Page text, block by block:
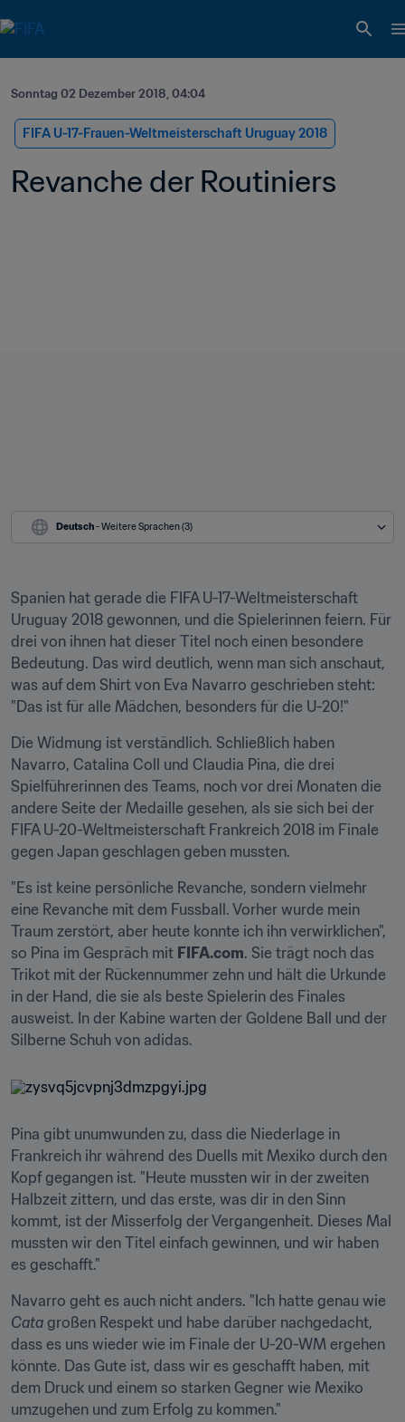
Sonntag 02 Dezember 2018, 04:04
FIFA U-17-Frauen-Weltmeisterschaft Uruguay 2018
Revanche der Routiniers
Deutsch - Weitere Sprachen (3)
Spanien hat gerade die FIFA U-17-Weltmeisterschaft
Uruguay 2018 gewonnen, und die Spielerinnen feiern. Für
drei von ihnen hat dieser Titel noch einen besondere
Bedeutung. Das wird deutlich, wenn man sich anschaut,
was auf dem Shirt von Eva Navarro geschrieben steht:
"Das ist für alle Mädchen, besonders für die U-20!"
Die Widmung ist verständlich. Schließlich haben
Navarro, Catalina Coll und Claudia Pina, die drei
Spielführerinnen des Teams, noch vor drei Monaten die
andere Seite der Medaille gesehen, als sie sich bei der
FIFA U-20-Weltmeisterschaft Frankreich 2018 im Finale
gegen Japan geschlagen geben mussten.
"Es ist keine persönliche Revanche, sondern vielmehr
eine Revanche mit dem Fussball. Vorher wurde mein
Traum zerstört, aber heute konnte ich ihn verwirklichen",
so Pina im Gespräch mit FIFA.com. Sie trägt noch das
Trikot mit der Rückennummer zehn und hält die Urkunde
in der Hand, die sie als beste Spielerin des Finales
ausweist. In der Kabine warten der Goldene Ball und der
Silberne Schuh von adidas.
Pina gibt unumwunden zu, dass die Niederlage in
Frankreich ihr während des Duells mit Mexiko durch den
Kopf gegangen ist. "Heute mussten wir in der zweiten
Halbzeit zittern, und das erste, was dir in den Sinn
kommt, ist der Misserfolg der Vergangenheit. Dieses Mal
mussten wir den Titel einfach gewinnen, und wir haben
es geschafft."
Cata großen Respekt und habe darüber nachgedacht,
dass es uns wieder wie im Finale der U-20-WM ergehen
könnte. Das Gute ist, dass wir es geschafft haben, mit
dem Druck und einem so starken Gegner wie Mexiko
umzugehen und zum Erfolg zu kommen."